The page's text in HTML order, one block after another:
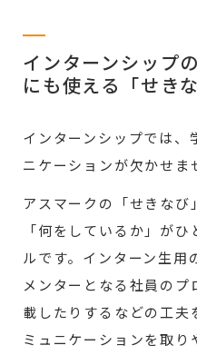
インターンシップ
にも使える「せきな
インターンシップでは、
ニケーションが欠かせま
アスマークの「せきなび
「何をしているか」が
ルです。インターン生用
メンターとなる社員の
載したりするなどの工夫
ミュニケーションを取り